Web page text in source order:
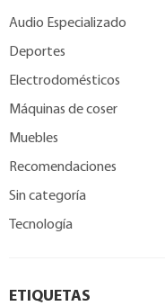
Audio Especializado
Deportes
Electrodomésticos
Máquinas de coser
Muebles
Recomendaciones
Sin categoría
Tecnología
ETIQUETAS